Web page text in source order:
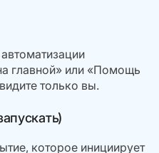
главной» или «Помощь
только вы.
которое инициирует